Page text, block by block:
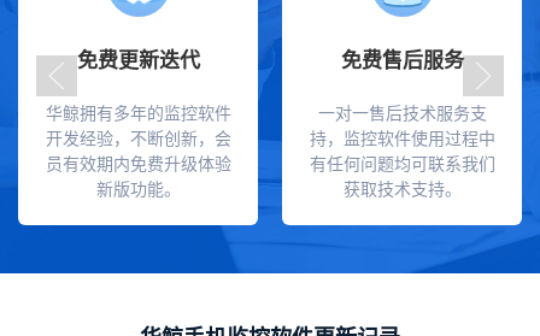
免费更新迭代
华鲸拥有多年的监控软件
开发经验，不断创新，会
员有效期内免费升级体验
新版功能。
免费售后服务
一对一售后技术服务支
持，监控软件使用过程中
有任何问题均可联系我们
获取技术支持。